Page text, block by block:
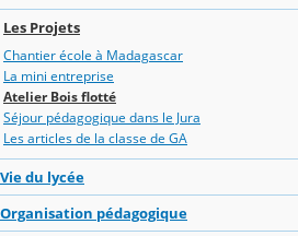
Les Projets
Chantier école à Madagascar
La mini entreprise
Atelier Bois flotté
Séjour pédagogique dans le Jura
Les articles de la classe de GA
Vie du lycée
Organisation pédagogique